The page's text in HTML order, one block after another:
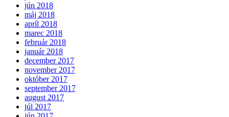
jún 2018
máj 2018
apríl 2018
marec 2018
február 2018
január 2018
december 2017
november 2017
október 2017
september 2017
august 2017
júl 2017